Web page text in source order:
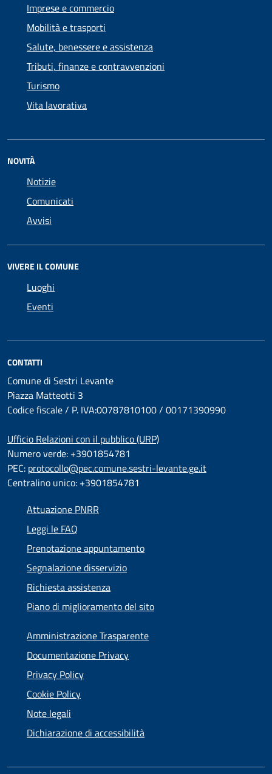
Imprese e commercio
Mobilità e trasporti
Salute, benessere e assistenza
Tributi, finanze e contravvenzioni
Turismo
Vita lavorativa
NOVITÀ
Notizie
Comunicati
Avvisi
VIVERE IL COMUNE
Luoghi
Eventi
CONTATTI
Comune di Sestri Levante
Piazza Matteotti 3
Codice fiscale / P. IVA:00787810100 / 00171390990
Ufficio Relazioni con il pubblico (URP)
Numero verde: +3901854781
PEC: protocollo@pec.comune.sestri-levante.ge.it
Centralino unico: +3901854781
Attuazione PNRR
Leggi le FAQ
Prenotazione appuntamento
Segnalazione disservizio
Richiesta assistenza
Piano di miglioramento del sito
Amministrazione Trasparente
Documentazione Privacy
Privacy Policy
Cookie Policy
Note legali
Dichiarazione di accessibilità